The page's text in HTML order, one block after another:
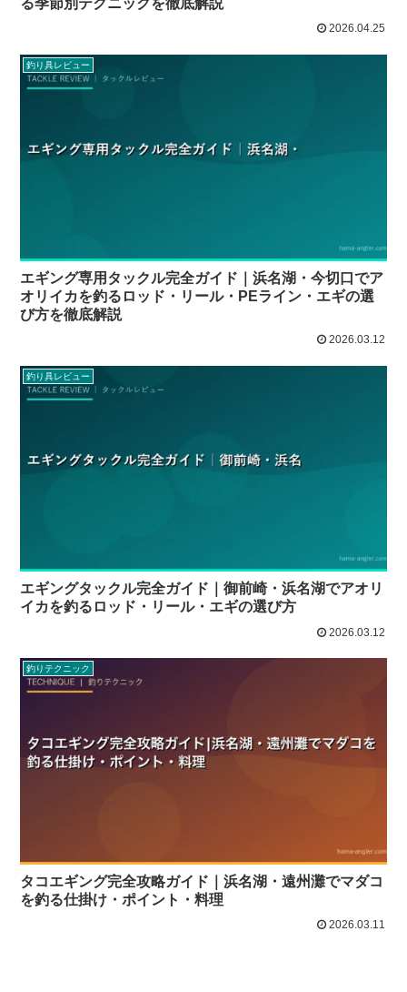
る季節別テクニックを徹底解説
2026.04.25
釣り具レビュー
エギング専用タックル完全ガイド｜浜名湖・今切口でア
オリイカを釣るロッド・リール・PEライン・エギの選
び方を徹底解説
2026.03.12
釣り具レビュー
エギングタックル完全ガイド｜御前崎・浜名湖でアオリ
イカを釣るロッド・リール・エギの選び方
2026.03.12
釣りテクニック
タコエギング完全攻略ガイド｜浜名湖・遠州灘でマダコ
を釣る仕掛け・ポイント・料理
2026.03.11